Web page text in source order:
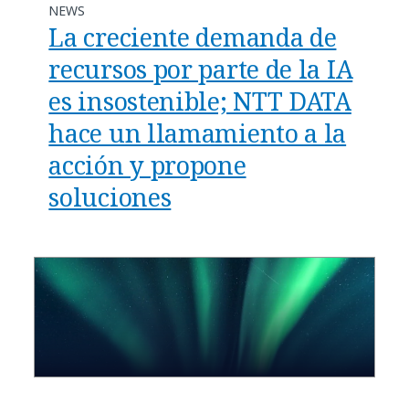
NEWS
La creciente demanda de
recursos por parte de la IA
es insostenible; NTT DATA
hace un llamamiento a la
acción y propone
soluciones